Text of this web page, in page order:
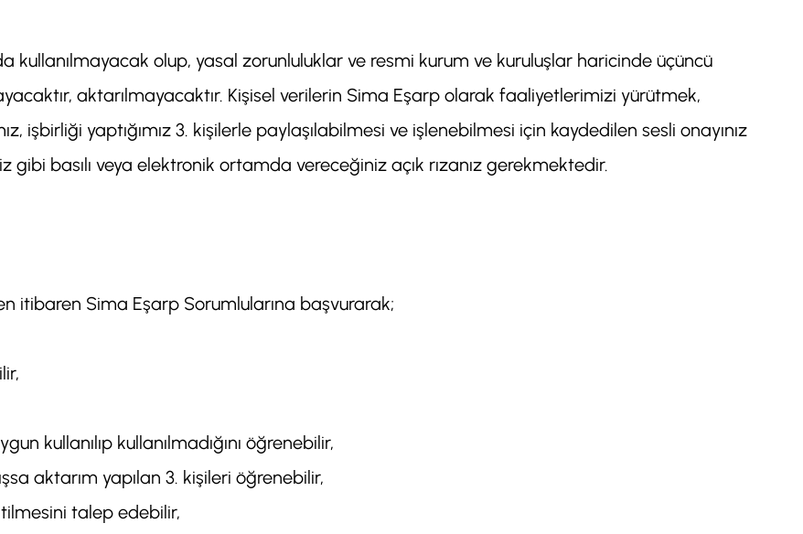
kullanılmayacak olup, yasal zorunluluklar ve resmi kurum ve kuruluşlar haricinde üçüncü
aktarılmayacaktır. Kişisel verilerin Sima Eşarp olarak faaliyetlerimizi yürütmek,
işbirliği yaptığımız 3. kişilerle paylaşılabilmesi ve işlenebilmesi için kaydedilen sesli onayınız
gibi basılı veya elektronik ortamda vereceğiniz açık rızanız gerekmektedir.
itibaren Sima Eşarp Sorumlularına başvurarak;
kullanılıp kullanılmadığını öğrenebilir,
aktarım yapılan 3. kişileri öğrenebilir,
talep edebilir,